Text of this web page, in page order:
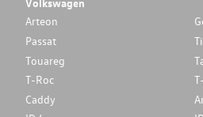
Arteon
Passat
Touareg
T-Roc
Caddy